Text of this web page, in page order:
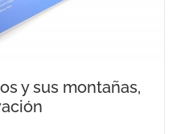
y sus montañas,